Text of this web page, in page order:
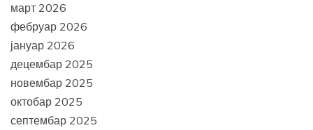
март 2026
фебруар 2026
јануар 2026
децембар 2025
новембар 2025
октобар 2025
септембар 2025